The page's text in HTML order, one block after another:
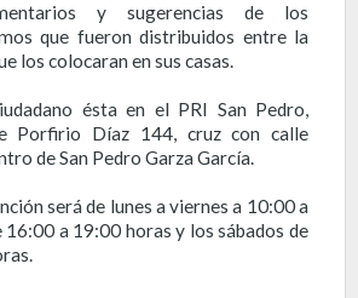
y sugerencias de los
que fueron distribuidos entre la
los colocaran en sus casas.
ésta en el PRI San Pedro,
Porfirio Díaz 144, cruz con calle
de San Pedro Garza García.
será de lunes a viernes a 10:00 a
16:00 a 19:00 horas y los sábados de